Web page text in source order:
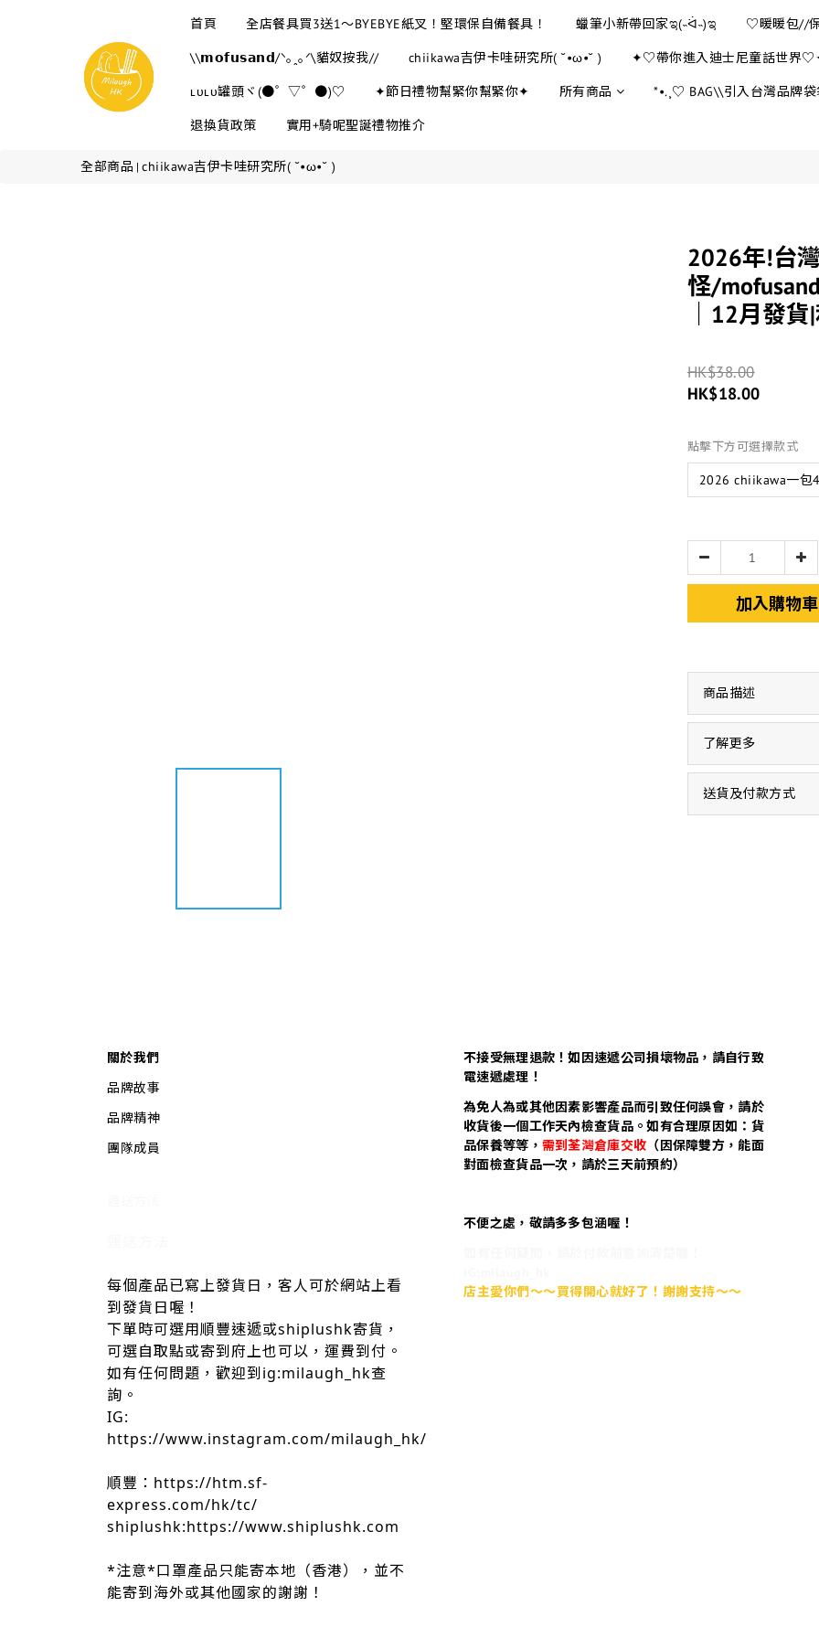
首頁 全店餐具買3送1～BYEBYE紙叉！堅環保自備餐具！ 蠟筆小新帶回家ಇ(˵ᐛ˵)ಇ ♡暖暖包//
\\𝗺𝗼𝗳𝘂𝘀𝗮𝗻𝗱/ᐠ｡ꞈ｡ᐟ\貓奴按我// chiikawa吉伊卡哇研究所( ˘•ω•˘ ) ✦♡帶你進入迪士尼童話世界
ʟᴜʟᴜ罐頭ヾ(●゜▽゜●)♡ ✦節日禮物幫緊你幫緊你✦ 所有商品 *•.¸♡ BAG\\引入台灣品牌
退換貨政策 實用+騎呢聖誕禮物推介
全部商品 | chiikawa吉伊卡哇研究所( ˘•ω•˘ )
2026年!台
怪/
｜12月發
HK$38.00
HK$18.00
點擊下方可選擇款式
加入購物車
商品描述
了解更多
送貨及付款方式
關於我們
品牌故事
品牌精神
團隊成員
每個產品已寫上發貨日，客人可於網站上看
到發貨日喔！
下單時可選用順豐速遞或shiplushk寄貨，
可選自取點或寄到府上也可以，運費到付。
如有任何問題，歡迎到ig:milaugh_hk查
詢。
IG:
https://www.instagram.com/milaugh_hk/
順豐：https://htm.sf-
express.com/hk/tc/
shiplushk:https://www.shiplushk.com
*注意*口罩產品只能寄本地（香港），並不
能寄到海外或其他國家的謝謝！
不接受無理退款！如因速遞公司損壞物品，請自行致
電速遞處理！
為免人為或其他因素影響產品而引致任何誤會，請於
收貨後一個工作天內檢查貨品。如有合理原因如：貨
品保養等等， 需到荃灣倉庫交收 （因保障雙方，能面
對面檢查貨品一次，請於三天前預約）
不便之處，敬請多多包涵喔！
店主愛你們～～買得開心就好了！謝謝支持～～